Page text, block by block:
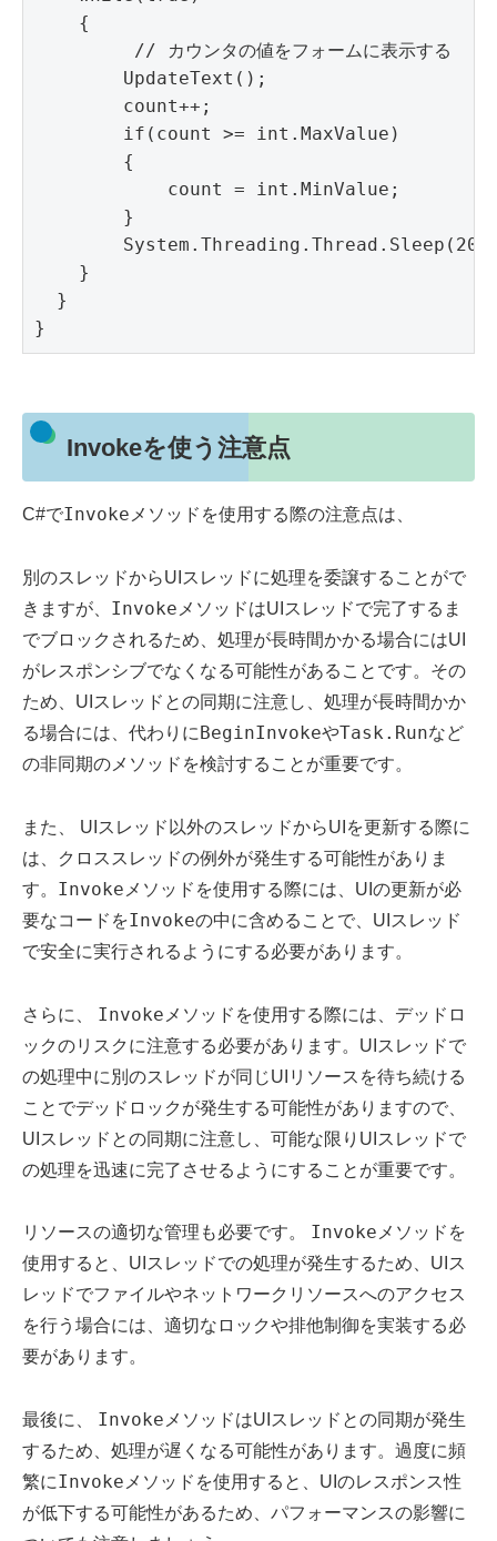
    {
         // カウンタの値をフォームに表示する
        UpdateText();
        count++;
        if(count >= int.MaxValue)
        {
            count = int.MinValue;
        }
    }
  }
}
Invokeを使う注意点
C#でInvoke メソッドを使用する際の注意点は、
別のスレッドからUIスレッドに処理を委譲することがで
きますが、 Invoke メソッドはUIスレッドで完了するま
でブロックされるため、処理が長時間かかる場合にはUI
がレスポンシブでなくなる可能性があることです。その
ため、UIスレッドとの同期に注意し、処理が長時間かか
る場合には、代わりにBeginInvokeやTask.Runなど
の非同期のメソッドを検討することが重要です。
また、 UIスレッド以外のスレッドからUIを更新する際に
は、クロススレッドの例外が発生する可能性がありま
す。 Invoke メソッドを使用する際には、UIの更新が必
要なコードをInvokeの中に含めることで、UIスレッド
で安全に実行されるようにする必要があります。
さらに、 Invoke メソッドを使用する際には、デッドロ
ックのリスクに注意する必要があります。UIスレッドで
の処理中に別のスレッドが同じUIリソースを待ち続ける
ことでデッドロックが発生する可能性がありますので、
UIスレッドとの同期に注意し、可能な限りUIスレッドで
の処理を迅速に完了させるようにすることが重要です。
リソースの適切な管理も必要です。 Invokeメソッドを
使用すると、UIスレッドでの処理が発生するため、UIス
レッドでファイルやネットワークリソースへのアクセス
を行う場合には、適切なロックや排他制御を実装する必
要があります。
最後に、 Invoke メソッドはUIスレッドとの同期が発生
するため、処理が遅くなる可能性があります。過度に頻
繁にInvoke メソッドを使用すると、UIのレスポンス性
が低下する可能性があるため、パフォーマンスの影響に